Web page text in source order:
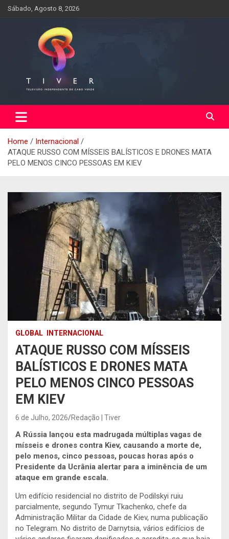
SkipSábado, Agosto 8, 2026
Home
Internacional
ATAQUE RUSSO COM MÍSSEIS BALÍSTICOS E DRONES MATA
PELO MENOS CINCO PESSOAS EM KIEV
GLOBAL INTERNACIONAL
ATAQUE RUSSO COM MÍSSEIS
BALÍSTICOS E DRONES MATA
PELO MENOS CINCO PESSOAS
EM KIEV
6 de Julho, 2026 Redação | Tiver
A Rússia lançou esta madrugada múltiplas vagas de
mísseis e drones contra Kiev, causando a morte de,
pelo menos, cinco pessoas, poucas horas após o
Presidente da Ucrânia alertar para a iminência de um
ataque em grande escala.
Um edifício residencial no distrito de Podilskyi ruiu
parcialmente, segundo Tymur Tkachenko, chefe da
Administração Militar da Cidade de Kiev, numa publicação
no Telegram. No distrito de Darnytsia, vários edifícios de